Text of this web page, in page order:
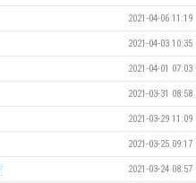
2021-04-06 11:19
2021-04-03 10:35
2021-04-01 07:03
2021-03-31 08:58
2021-03-29 11:09
2021-03-25 09:17
2021-03-24 08:57